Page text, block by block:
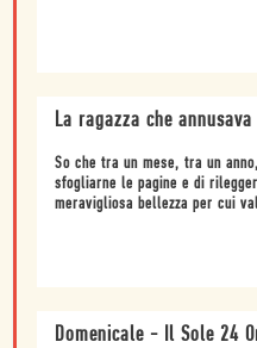
La ragazza che
So che tra un mese, tra un
sfogliarne le pagine e di
meravigliosa bellezza per cui
Domenicale - Il Sole 24